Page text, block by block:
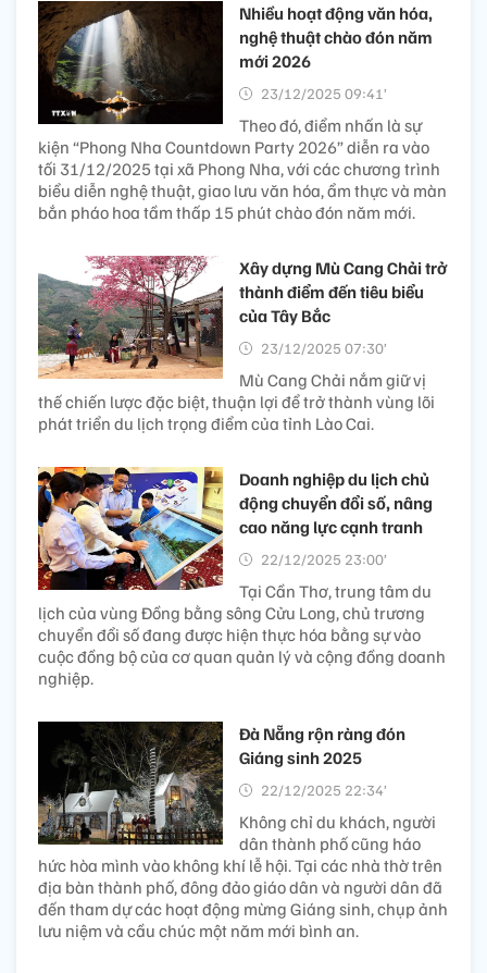
Nhiều hoạt động văn hóa,
nghệ thuật chào đón năm
mới 2026
23/12/2025 09:41’
Theo đó, điểm nhấn là sự
kiện “Phong Nha Countdown Party 2026” diễn ra vào
tối 31/12/2025 tại xã Phong Nha, với các chương trình
biểu diễn nghệ thuật, giao lưu văn hóa, ẩm thực và màn
bắn pháo hoa tầm thấp 15 phút chào đón năm mới.
Xây dựng Mù Cang Chải trở
thành điểm đến tiêu biểu
của Tây Bắc
23/12/2025 07:30’
Mù Cang Chải nắm giữ vị
thế chiến lược đặc biệt, thuận lợi để trở thành vùng lõi
phát triển du lịch trọng điểm của tỉnh Lào Cai.
Doanh nghiệp du lịch chủ
động chuyển đổi số, nâng
cao năng lực cạnh tranh
22/12/2025 23:00’
Tại Cần Thơ, trung tâm du
lịch của vùng Đồng bằng sông Cửu Long, chủ trương
chuyển đổi số đang được hiện thực hóa bằng sự vào
cuộc đồng bộ của cơ quan quản lý và cộng đồng doanh
nghiệp.
Đà Nẵng rộn ràng đón
Giáng sinh 2025
22/12/2025 22:34’
Không chỉ du khách, người
dân thành phố cũng háo
hức hòa mình vào không khí lễ hội. Tại các nhà thờ trên
địa bàn thành phố, đông đảo giáo dân và người dân đã
đến tham dự các hoạt động mừng Giáng sinh, chụp ảnh
lưu niệm và cầu chúc một năm mới bình an.